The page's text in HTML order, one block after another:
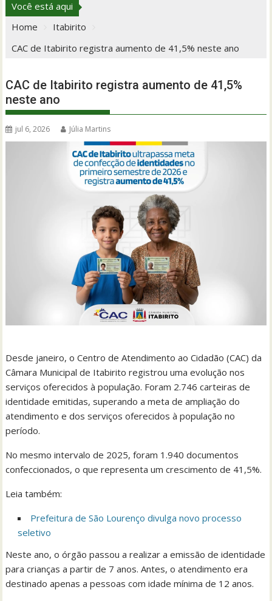
Você está aqui
Home
Itabirito
CAC de Itabirito registra aumento de 41,5% neste ano
CAC de Itabirito registra aumento de 41,5%
neste ano
jul 6, 2026 Júlia Martins
Desde janeiro, o Centro de Atendimento ao Cidadão (CAC) da
Câmara Municipal de Itabirito registrou uma evolução nos
serviços oferecidos à população. Foram 2.746 carteiras de
identidade emitidas, superando a meta de ampliação do
atendimento e dos serviços oferecidos à população no
período.
No mesmo intervalo de 2025, foram 1.940 documentos
confeccionados, o que representa um crescimento de 41,5%.
Leia também:
Prefeitura de São Lourenço divulga novo processo
seletivo
Neste ano, o órgão passou a realizar a emissão de identidade
para crianças a partir de 7 anos. Antes, o atendimento era
destinado apenas a pessoas com idade mínima de 12 anos.